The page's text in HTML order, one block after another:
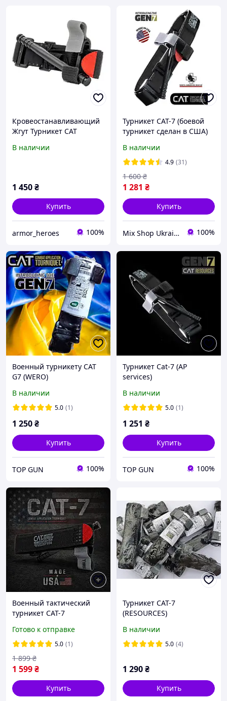
Кровеостанавливающий
Жгут Турникет CAT
В наличии
1 450₴
Купить
armor_heroes 100%
Турникет CAT-7 (боевой
турникет сделан в США)
В наличии
4.9 (31)
1 281 ₴
1 600 ₴
Купить
Mix Shop Ukraine 100%
Военный турникету CAT
G7 (WERO)
В наличии
5.0 (1)
1 250₴
Купить
TOP GUN 100%
Турникет Cat-7 (AP
services)
В наличии
5.0 (1)
1 251 ₴
Купить
TOP GUN 100%
Военный тактический
турникет CAT-7
турникет жгут USA
Готово к отправке
5.0 (1)
1 599₴
1 899 ₴
Купить
Турникет CAT-7
(RESOURCES)
В наличии
5.0 (4)
1 290₴
Купить